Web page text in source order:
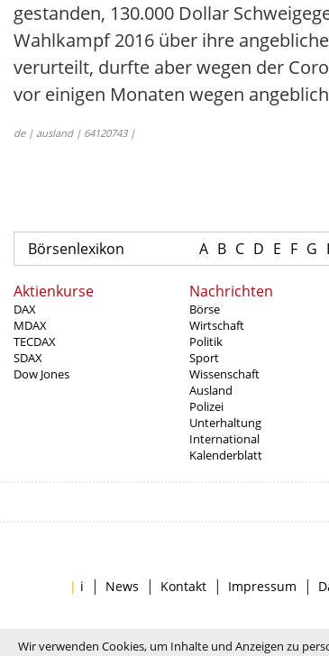
gestanden, 130.000 Dollar
Wahlkampf 2016 über ihre
verurteilt, durfte aber wegen der
vor einigen Monaten wegen
de | ausland | 64120743 |
Börsenlexikon A B C D E F G
Aktienkurse
DAX
MDAX
TECDAX
SDAX
Dow Jones
Nachrichten
Börse
Wirtschaft
Politik
Sport
Wissenschaft
Ausland
Polizei
Unterhaltung
International
Kalenderblatt
| i | News | Kontakt | Impressum |
Wir verwenden Cookies, um Inhalte und Anzeigen zu